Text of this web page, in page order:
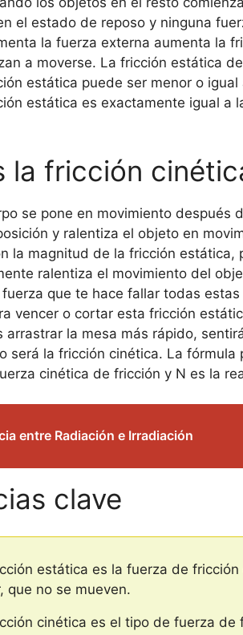
el estado de reposo y ninguna
la fuerza externa aumenta la
a moverse. La fricción estática
estática puede ser menor o
estática es exactamente igual a
la fricción
se pone en movimiento
y ralentiza el objeto en
la magnitud de la fricción
ralentiza el movimiento del
que te hace fallar todas
vencer o cortar esta fricción
arrastrar la mesa más rápido,
será la fricción cinética. La
cinética de fricción y N es la
entre Radiación e Irradiación
clave
estática es la fuerza de
que no se mueven.
cinética es el tipo de fuerza